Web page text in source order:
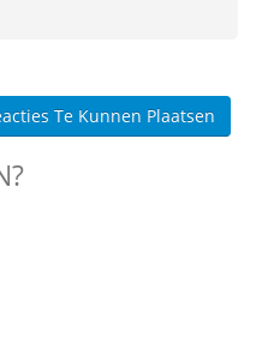
Te Kunnen Plaatsen